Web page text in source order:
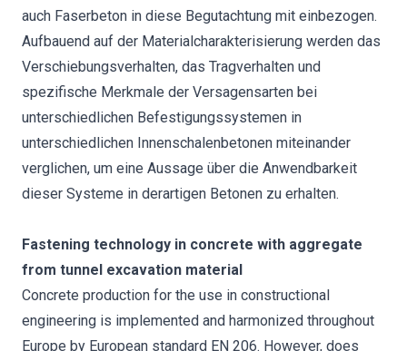
auch Faserbeton in diese Begutachtung mit einbezogen.
Aufbauend auf der Materialcharakterisierung werden das
Verschiebungsverhalten, das Tragverhalten und
spezifische Merkmale der Versagensarten bei
unterschiedlichen Befestigungssystemen in
unterschiedlichen Innenschalenbetonen miteinander
verglichen, um eine Aussage über die Anwendbarkeit
dieser Systeme in derartigen Betonen zu erhalten.
Fastening technology in concrete with aggregate
from tunnel excavation material
Concrete production for the use in constructional
engineering is implemented and harmonized throughout
Europe by European standard EN 206. However, does